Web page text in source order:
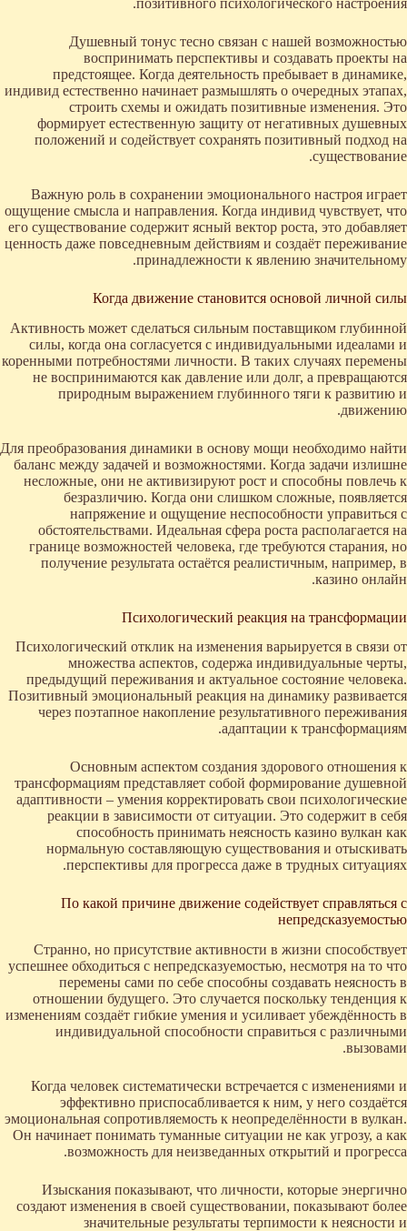
Душевный тонус тесно связан с нашей возможностью
воспринимать перспективы и создавать проекты на
предстоящее. Когда деятельность пребывает в динамике,
индивид естественно начинает размышлять о очередных этапах,
строить схемы и ожидать позитивные изменения. Это
формирует естественную защиту от негативных душевных
положений и содействует сохранять позитивный подход на
существование.
Важную роль в сохранении эмоционального настроя играет
ощущение смысла и направления. Когда индивид чувствует, что
его существование содержит ясный вектор роста, это добавляет
ценность даже повседневным действиям и создаёт переживание
принадлежности к явлению значительному.
Когда движение становится основой личной силы
Активность может сделаться сильным поставщиком глубинной
силы, когда она согласуется с индивидуальными идеалами и
коренными потребностями личности. В таких случаях перемены
не воспринимаются как давление или долг, а превращаются
природным выражением глубинного тяги к развитию и
движению.
Для преобразования динамики в основу мощи необходимо найти
баланс между задачей и возможностями. Когда задачи излишне
несложные, они не активизируют рост и способны повлечь к
безразличию. Когда они слишком сложные, появляется
напряжение и ощущение неспособности управиться с
обстоятельствами. Идеальная сфера роста располагается на
границе возможностей человека, где требуются старания, но
получение результата остаётся реалистичным, например, в
казино онлайн.
Психологический реакция на трансформации
Психологический отклик на изменения варьируется в связи от
множества аспектов, содержа индивидуальные черты,
предыдущий переживания и актуальное состояние человека.
Позитивный эмоциональный реакция на динамику развивается
через поэтапное накопление результативного переживания
адаптации к трансформациям.
Основным аспектом создания здорового отношения к
трансформациям представляет собой формирование душевной
адаптивности – умения корректировать свои психологические
реакции в зависимости от ситуации. Это содержит в себя
способность принимать неясность казино вулкан как
нормальную составляющую существования и отыскивать
перспективы для прогресса даже в трудных ситуациях.
По какой причине движение содействует справляться с
непредсказуемостью
Странно, но присутствие активности в жизни способствует
успешнее обходиться с непредсказуемостью, несмотря на то что
перемены сами по себе способны создавать неясность в
отношении будущего. Это случается поскольку тенденция к
изменениям создаёт гибкие умения и усиливает убеждённость в
индивидуальной способности справиться с различными
вызовами.
Когда человек систематически встречается с изменениями и
эффективно приспосабливается к ним, у него создаётся
эмоциональная сопротивляемость к неопределённости в вулкан.
Он начинает понимать туманные ситуации не как угрозу, а как
возможность для неизведанных открытий и прогресса.
Изыскания показывают, что личности, которые энергично
создают изменения в своей существовании, показывают более
значительные результаты терпимости к неясности и